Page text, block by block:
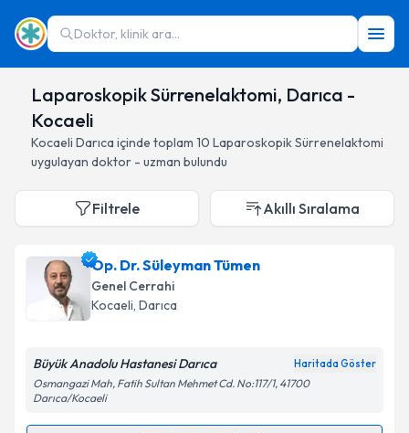
Doktor, klinik ara...
Laparoskopik Sürrenelaktomi, Darıca -
Kocaeli
Kocaeli Darıca içinde toplam 10 Laparoskopik Sürrenelaktomi
uygulayan doktor - uzman bulundu
Filtrele Akıllı Sıralama
Op. Dr. Süleyman Tümen
Genel Cerrahi
Kocaeli, Darıca
Büyük Anadolu Hastanesi Darıca Haritada Göster
Osmangazi Mah, Fatih Sultan Mehmet Cd. No:117/1, 41700
Darıca/Kocaeli